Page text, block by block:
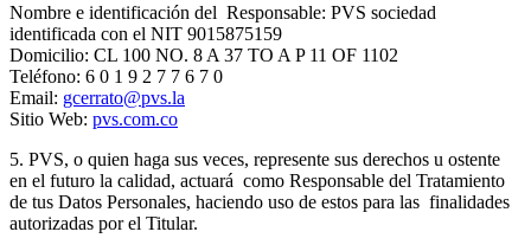
Nombre e identificación del Responsable: PVS sociedad
identificada con el NIT 9015875159
Domicilio: CL 100 NO. 8 A 37 TO A P 11 OF 1102
Teléfono: 6 0 1 9 2 7 7 6 7 0
Email: gcerrato@pvs.la
Sitio Web: pvs.com.co
5. PVS, o quien haga sus veces, represente sus derechos u ostente
en el futuro la calidad, actuará como Responsable del Tratamiento
de tus Datos Personales, haciendo uso de estos para las finalidades
autorizadas por el Titular.